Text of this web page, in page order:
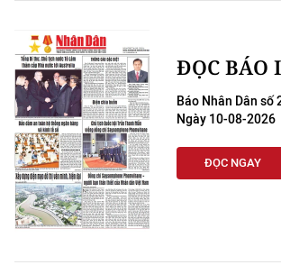
CHƯƠNG TRÌNH OCOP - MỖI XÃ
MỘT SẢN PHẨM
RADIO
MEDIA CENTER
E-Magazine
ĐỌC BÁO
Báo Nhân Dân số
Ngày 10-08-2026
ĐỌC NGAY